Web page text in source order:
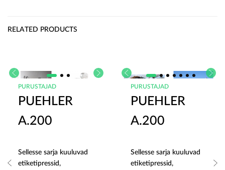
RELATED PRODUCTS
PURUSTAJAD
PUEHLER
A.200
Sellesse sarja kuuluvad
etiketipressid,
PURUSTAJAD
PUEHLER
A.200
Sellesse sarja kuuluvad
etiketipressid,